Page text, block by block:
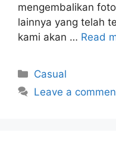
mengembalikan
lainnya yang telah
kami akan … Read
Categories
Casual
Leave a